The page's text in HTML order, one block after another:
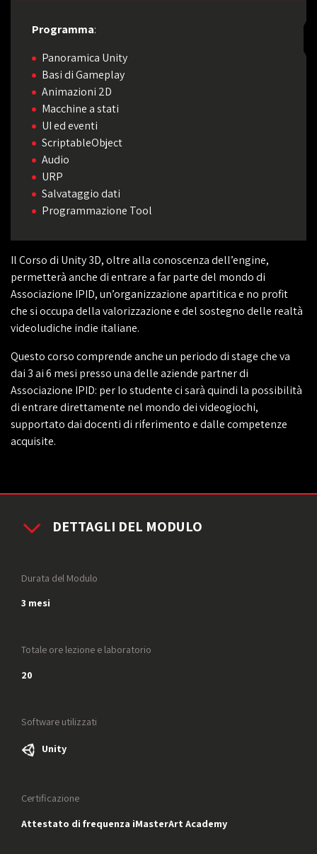
Programma:
Panoramica Unity
Basi di Gameplay
Animazioni 2D
Macchine a stati
UI ed eventi
ScriptableObject
Audio
URP
Salvataggio dati
Programmazione Tool
Il Corso di Unity 3D, oltre alla conoscenza dell’engine,
permetterà anche di entrare a far parte del mondo di
Associazione IPID, un’organizzazione apartitica e no profit
che si occupa della valorizzazione e del sostegno delle realtà
videoludiche indie italiane.
Questo corso comprende anche un periodo di stage che va
dai 3 ai 6 mesi presso una delle aziende partner di
Associazione IPID: per lo studente ci sarà quindi la possibilità
di entrare direttamente nel mondo dei videogiochi,
supportato dai docenti di riferimento e dalle competenze
acquisite.
DETTAGLI DEL MODULO
Durata del Modulo
3 mesi
Totale ore lezione e laboratorio
20
Software utilizzati
Unity
Certificazione
Attestato di frequenza iMasterArt Academy